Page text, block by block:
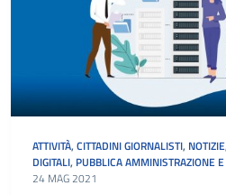
ATTIVITÀ, CITTADINI GIORNALISTI, NOTIZIE,
DIGITALI, PUBBLICA AMMINISTRAZIONE
24 MAG 2021